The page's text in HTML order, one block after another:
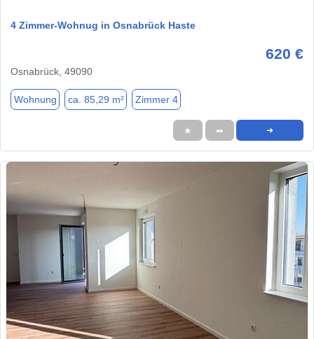
4 Zimmer-Wohnug in Osnabrück Haste
620 €
Osnabrück, 49090
Wohnung ca. 85,29 m² Zimmer 4
★ ➦ ➜